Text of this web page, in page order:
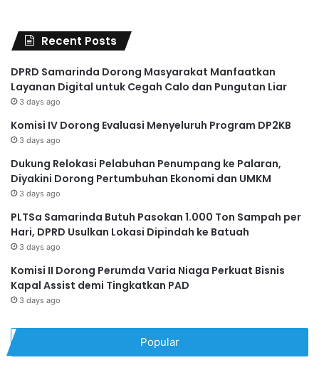
Recent Posts
DPRD Samarinda Dorong Masyarakat Manfaatkan
Layanan Digital untuk Cegah Calo dan Pungutan Liar
3 days ago
Komisi IV Dorong Evaluasi Menyeluruh Program DP2KB
3 days ago
Dukung Relokasi Pelabuhan Penumpang ke Palaran,
Diyakini Dorong Pertumbuhan Ekonomi dan UMKM
3 days ago
PLTSa Samarinda Butuh Pasokan 1.000 Ton Sampah per
Hari, DPRD Usulkan Lokasi Dipindah ke Batuah
3 days ago
Komisi II Dorong Perumda Varia Niaga Perkuat Bisnis
Kapal Assist demi Tingkatkan PAD
3 days ago
Popular